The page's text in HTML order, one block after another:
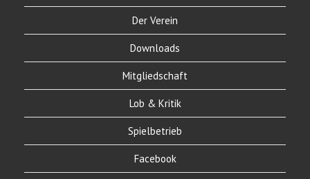
Der Verein
Downloads
Mitgliedschaft
Lob & Kritik
Spielbetrieb
Facebook